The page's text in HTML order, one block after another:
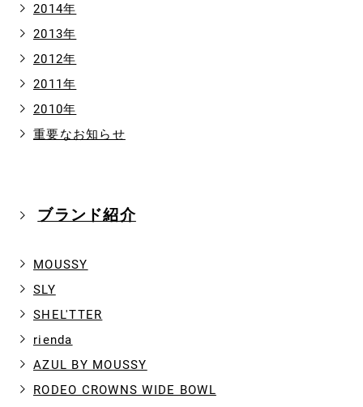
2014年
2013年
2012年
2011年
2010年
重要なお知らせ
ブランド紹介
MOUSSY
SLY
SHEL'TTER
rienda
AZUL BY MOUSSY
RODEO CROWNS WIDE BOWL